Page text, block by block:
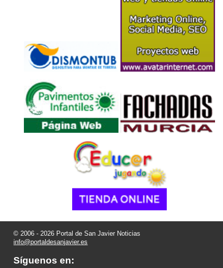
© 2006 - 2026 Portal de San Javier Noticias
info@portaldesanjavier.es
Síguenos en: